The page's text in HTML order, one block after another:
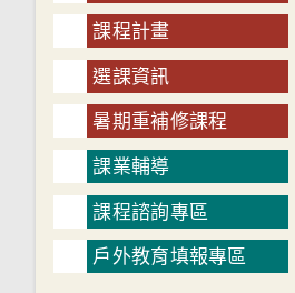
課程計畫
選課資訊
暑期重補修課程
課業輔導
課程諮詢專區
戶外教育填報專區